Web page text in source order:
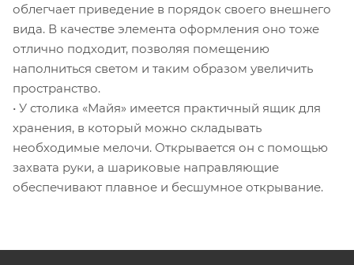
облегчает приведение в порядок своего внешнего
вида. В качестве элемента оформления оно тоже
отлично подходит, позволяя помещению
наполниться светом и таким образом увеличить
пространство.
• У столика «Майя» имеется практичный ящик для
хранения, в который можно складывать
необходимые мелочи. Открывается он с помощью
захвата руки, а шариковые направляющие
обеспечивают плавное и бесшумное открывание.